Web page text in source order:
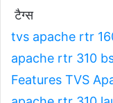
टैग्स
tvs apache rtr
apache rtr 310
Features TVS